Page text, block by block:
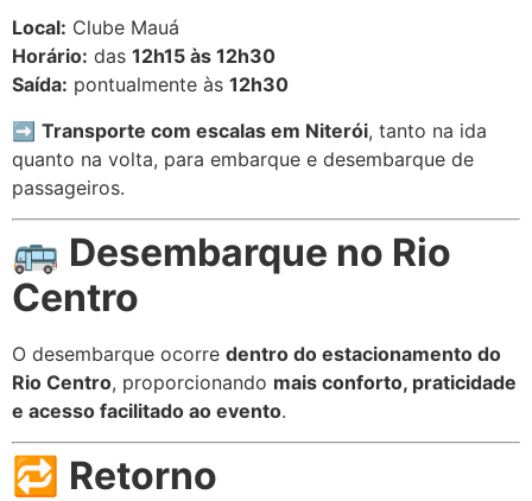
Local: Clube Mauá
Horário: das 12h15 às 12h30
Saída: pontualmente às 12h30
➡️ Transporte com escalas em Niterói, tanto na ida
quanto na volta, para embarque e desembarque de
passageiros.
🚌 Desembarque no Rio
Centro
O desembarque ocorre dentro do estacionamento do
Rio Centro, proporcionando mais conforto, praticidade
e acesso facilitado ao evento.
🔁 Retorno